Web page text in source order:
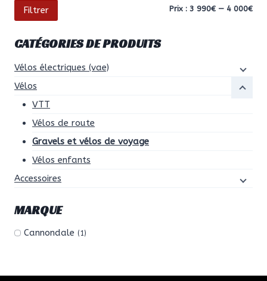
peuvent
être
choisies
sur
la
page
du
produit
Prix
Prix
Filtrer Prix : 3 990€ — 4 000€
CATÉGORIES DE PRODUITS
Vélos électriques (vae)
Vélos
VTT
Vélos de route
Gravels et vélos de voyage
Vélos enfants
Accessoires
MARQUE
Cannondale (1)